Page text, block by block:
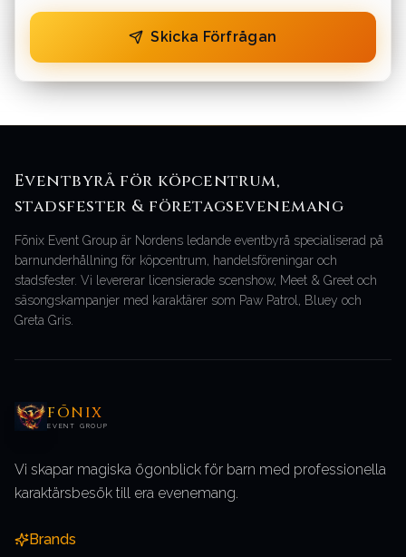
Skicka Förfrågan
Eventbyrå för köpcentrum,
stadsfester & företagsevenemang
Fōnix Event Group är Nordens ledande eventbyrå specialiserad på
barnunderhållning för köpcentrum, handelsföreningar och
stadsfester. Vi levererar licensierade scenshow, Meet & Greet och
säsongskampanjer med karaktärer som Paw Patrol, Bluey och
Greta Gris.
FŌNIX
EVENT GROUP
Vi skapar magiska ögonblick för barn med professionella
karaktärsbesök till era evenemang.
Brands